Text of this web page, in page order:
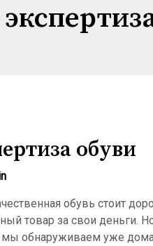
обуви
обувь стоит
товар за свои деньги.
мы обнаруживаем уже